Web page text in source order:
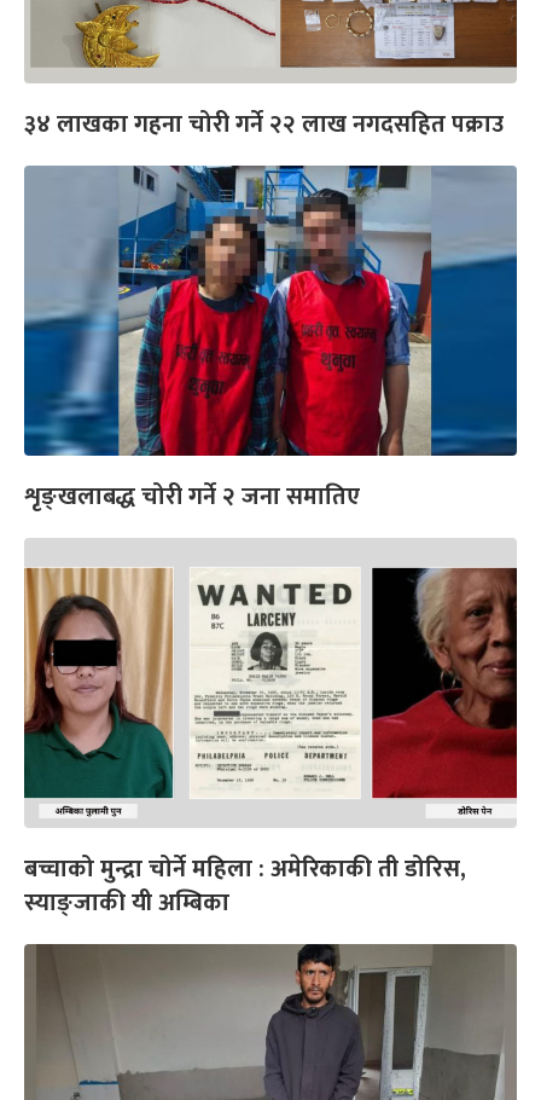
३४ लाखका गहना चोरी गर्ने २२ लाख नगदसहित पक्राउ
शृङ्‍खलाबद्ध चोरी गर्ने २ जना समातिए
बच्चाको मुन्द्रा चोर्ने महिला : अमेरिकाकी ती डोरिस,
स्याङ्जाकी यी अम्बिका